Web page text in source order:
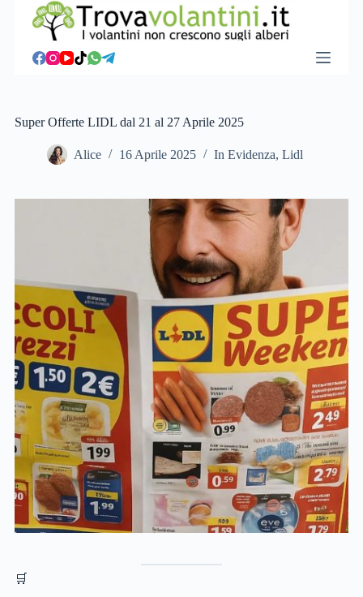
c
Super Offerte LIDL dal 21 al 27 Aprile 2025
Alice 16 Aprile 2025 In Evidenza, Lidl
🛒